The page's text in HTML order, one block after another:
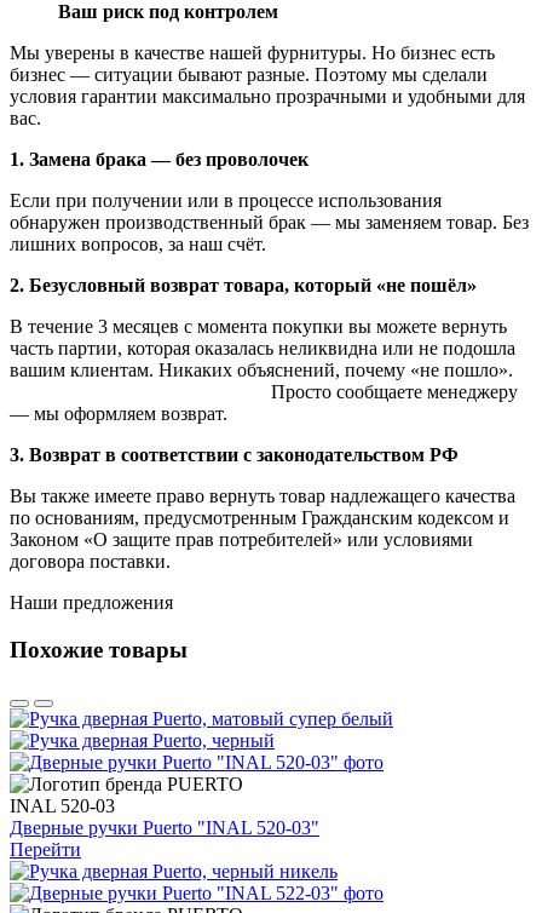
Ваш риск под контролем
Мы уверены в качестве нашей фурнитуры. Но бизнес есть
бизнес — ситуации бывают разные. Поэтому мы сделали
условия гарантии максимально прозрачными и удобными для
вас.
1. Замена брака — без проволочек
Если при получении или в процессе использования
обнаружен производственный брак — мы заменяем товар. Без
лишних вопросов, за наш счёт.
2. Безусловный возврат товара, который «не пошёл»
В течение 3 месяцев с момента покупки вы можете вернуть
часть партии, которая оказалась неликвидна или не подошла
вашим клиентам. Никаких объяснений, почему «не пошло».
Просто сообщаете менеджеру
— мы оформляем возврат.
3. Возврат в соответствии с законодательством РФ
Вы также имеете право вернуть товар надлежащего качества
по основаниям, предусмотренным Гражданским кодексом и
Законом «О защите прав потребителей» или условиями
договора поставки.
Наши предложения
Похожие товары
INAL 520-03
Дверные ручки Puerto "INAL 520-03"
Перейти